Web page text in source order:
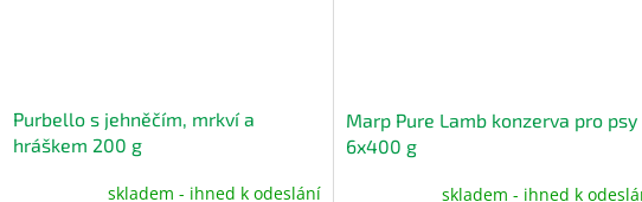
Purbello s jehněčím, mrkví a
hráškem 200 g
skladem - ihned k odeslání
Marp Pure Lamb konzerva pro psy
6x400 g
skladem - ihned k